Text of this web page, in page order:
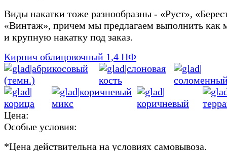
Виды накатки тоже разнообразны - «Руст»,
«Винтаж», причем мы предлагаем выполнить как
и крупную накатку под заказ.
Кирпич облицовочный 1,4 НФ
Цена:
Особые условия:
*Цена действительна на условиях самовывоза.